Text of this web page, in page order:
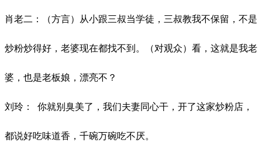
肖老二：（方言）从小跟三叔当学徒，三叔教我不保留，不是
炒粉炒得好，老婆现在都找不到。（对观众）看，这就是我老
婆，也是老板娘，漂亮不？
刘玲： 你就别臭美了，我们夫妻同心干，开了这家炒粉店，
都说好吃味道香， 千碗万碗吃不厌。